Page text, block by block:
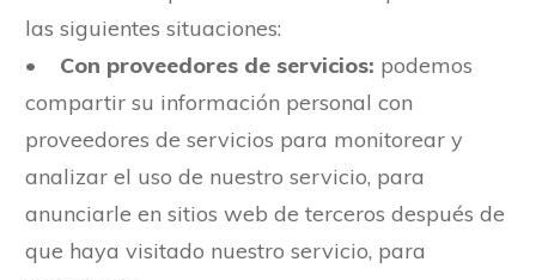
las siguientes situaciones:
• Con proveedores de servicios: podemos
compartir su información personal con
proveedores de servicios para monitorear y
analizar el uso de nuestro servicio, para
anunciarle en sitios web de terceros después de
que haya visitado nuestro servicio, para